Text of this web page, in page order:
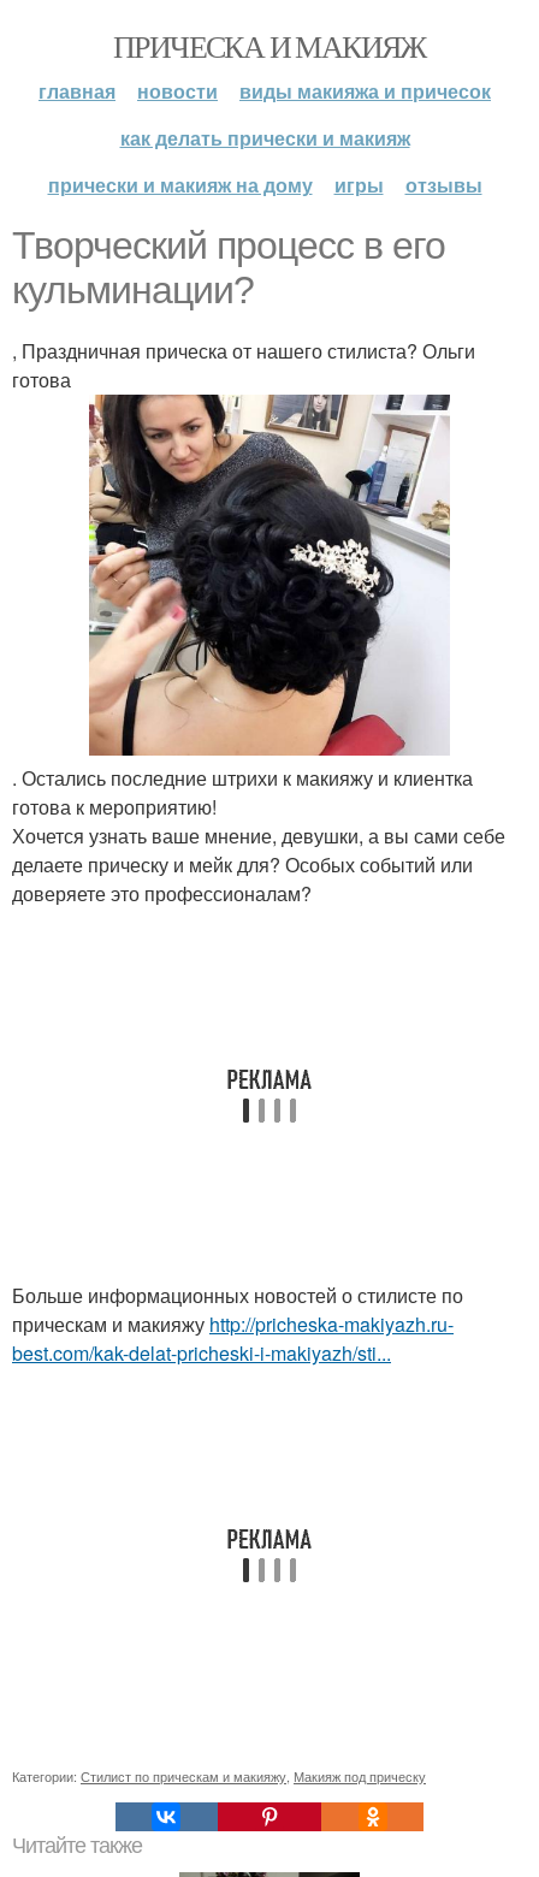
ПРИЧЕСКА И МАКИЯЖ
главная новости
виды макияжа и причесок
как делать прически и макияж
прически и макияж на дому
игры отзывы
Творческий процесс в его
кульминации?
, Праздничная прическа от нашего стилиста? Ольги
готова
. Остались последние штрихи к макияжу и клиентка
готова к мероприятию!
Хочется узнать ваше мнение, девушки, а вы сами себе
делаете прическу и мейк для? Особых событий или
доверяете это профессионалам?
Больше информационных новостей о стилисте по
прическам и макияжу http://pricheska-makiyazh.ru-
best.com/kak-delat-pricheski-i-makiyazh/sti...
Категории: Стилист по прическам и макияжу Макияж под прическу
Читайте также